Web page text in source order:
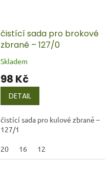
čistící sada pro brokové
zbraně – 127/0
Skladem
98 Kč
DETAIL
čistící sada pro kulové zbraně –
127/1
20 16 12